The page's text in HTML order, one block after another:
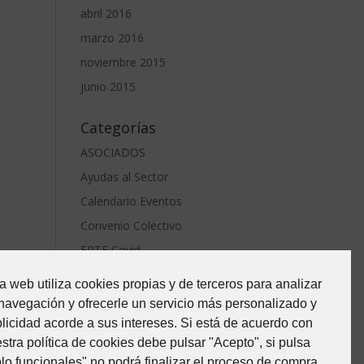
web utiliza cookies propias y de terceros para analizar
y ofrecerle un servicio más personalizado y
acorde a sus intereses. Si está de acuerdo con
política de cookies debe pulsar "Acepto", si pulsa
abril 2016
marzo 2016
noviembre 2015
junio 2015
Categorías
ASOCIADOS
Ayudas al Sector
Calendario Eventos
Convenio Colectivo
ERTE Covid
Formacion
Junta Directiva
Noticias